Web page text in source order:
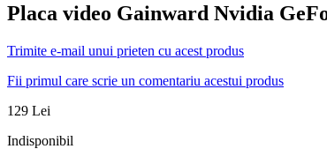
Placa video Gainward Nvidia
Trimite e-mail unui prieten cu acest produs
Fii primul care scrie un comentariu acestui produs
129 Lei
Indisponibil